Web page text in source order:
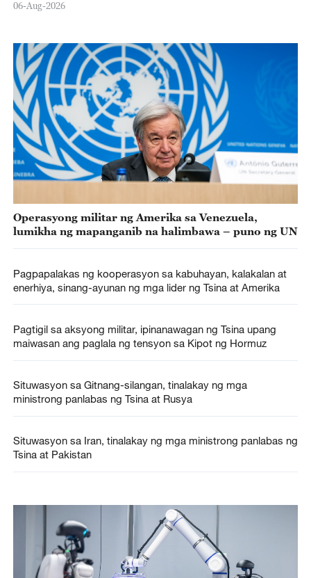
06-Aug-2026
Operasyong militar ng Amerika sa Venezuela,
lumikha ng mapanganib na halimbawa – puno ng UN
Pagpapalakas ng kooperasyon sa kabuhayan, kalakalan at
enerhiya, sinang-ayunan ng mga lider ng Tsina at Amerika
Pagtigil sa aksyong militar, ipinanawagan ng Tsina upang
maiwasan ang paglala ng tensyon sa Kipot ng Hormuz
Situwasyon sa Gitnang-silangan, tinalakay ng mga
ministrong panlabas ng Tsina at Rusya
Situwasyon sa Iran, tinalakay ng mga ministrong panlabas ng
Tsina at Pakistan